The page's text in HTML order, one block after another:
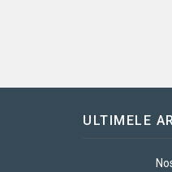
ULTIMELE